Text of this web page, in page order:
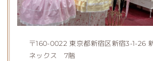
〒160-0022 東京都新宿区新宿3-1-26
ネックス 7階